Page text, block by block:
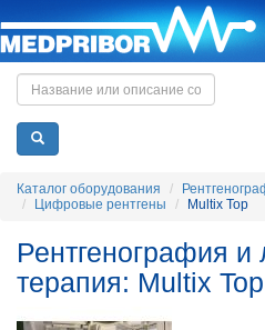
Главная
Каталог оборудования
Цифровые рентгены
Multix Top
Рентгенография и
терапия: Multix Top